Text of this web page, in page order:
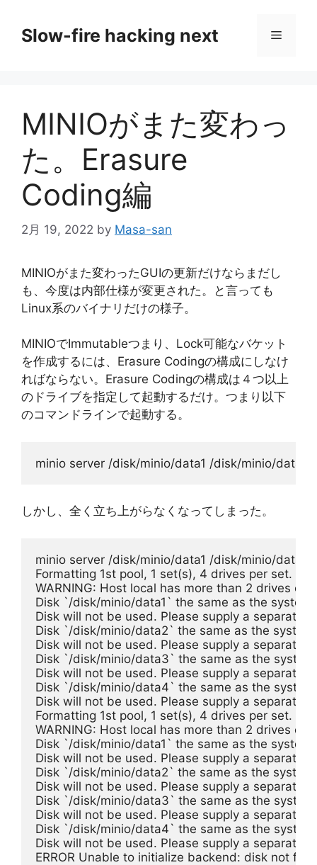
Slow-fire hacking next メ
ュ
MINIOがまた変わっ
た。Erasure
Coding編
2月 19, 2022 by Masa-san
MINIOがまた変わったGUIの更新だけならまだし
も、今度は内部仕様が変更された。と言っても
Linux系のバイナリだけの様子。
MINIOでImmutableつまり、Lock可能なバケット
を作成するには、Erasure Codingの構成にしなけ
ればならない。Erasure Codingの構成は４つ以上
のドライブを指定して起動するだけ。つまり以下
のコマンドラインで起動する。
minio server /disk/minio/data1 /disk/minio/
しかし、全く立ち上がらなくなってしまった。
minio server /disk/minio/data1 /disk/minio/
Formatting 1st pool, 1 set(s), 4 drives per set.
WARNING: Host local has more than 2 drives
Disk `/disk/minio/data1` the same as the system
Disk will not be used. Please supply a separate
Disk `/disk/minio/data2` the same as the
Disk will not be used. Please supply a separate
Disk `/disk/minio/data3` the same as the
Disk will not be used. Please supply a separate
Disk `/disk/minio/data4` the same as the
Disk will not be used. Please supply a separate
Formatting 1st pool, 1 set(s), 4 drives per set.
WARNING: Host local has more than 2 drives
Disk `/disk/minio/data1` the same as the system
Disk will not be used. Please supply a separate
Disk `/disk/minio/data2` the same as the
Disk will not be used. Please supply a separate
Disk `/disk/minio/data3` the same as the
Disk will not be used. Please supply a separate
Disk `/disk/minio/data4` the same as the
Disk will not be used. Please supply a separate
ERROR Unable to initialize backend: disk not